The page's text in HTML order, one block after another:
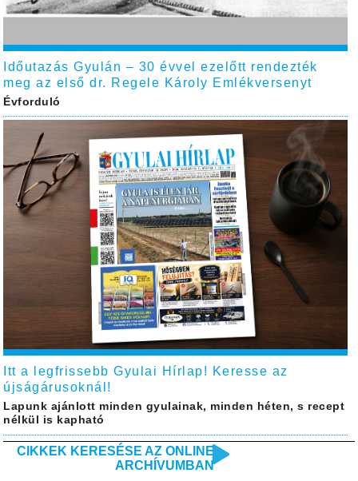
Időutazás Gyulán – 30 évvel ezelőtt rendezték
meg az első dr. Regele Károly Emlékversenyt
Évforduló
Itt a legfrissebb Gyulai Hírlap! Keresse az
újságárusoknál!
Lapunk ajánlott minden gyulainak, minden héten, s recept
nélkül is kapható
CIKKEK KERESÉSE AZ ONLINE
ARCHÍVUMBAN